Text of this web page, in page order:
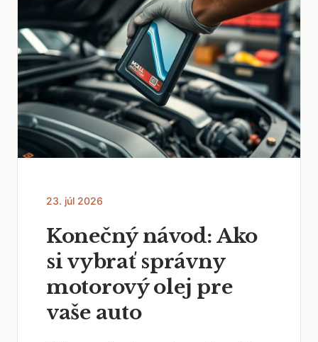
23. júl 2026
Konečný návod: Ako
si vybrať správny
motorový olej pre
vaše auto